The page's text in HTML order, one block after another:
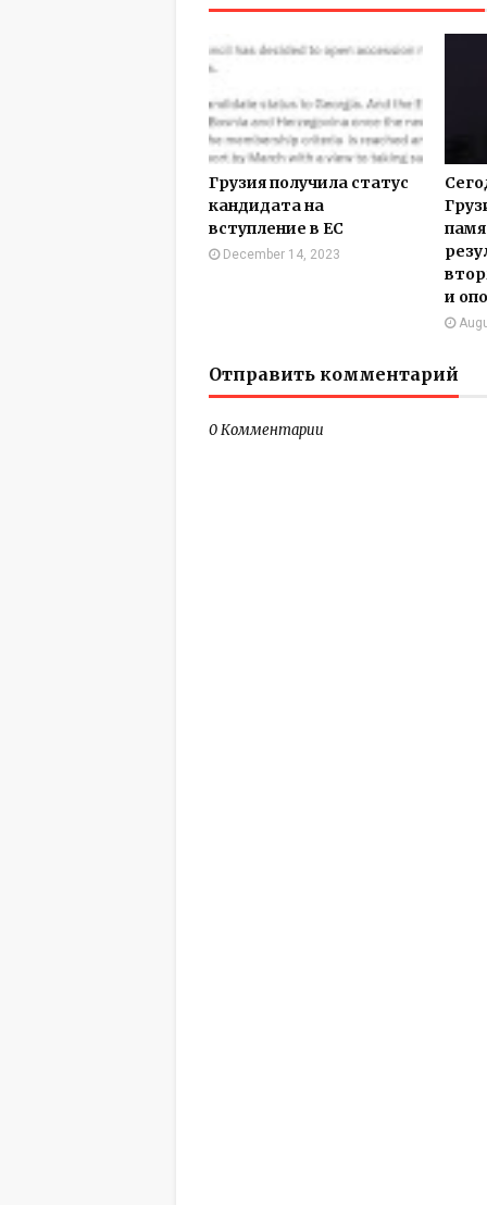
Грузия получила статус
кандидата на
вступление в ЕС
December 14, 2023
и
Отправить комментарий
0 Комментарии